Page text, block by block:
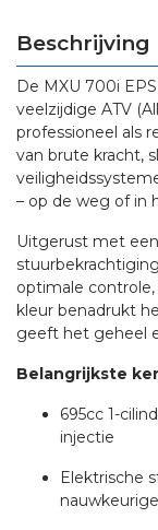
Beschrijving
De MXU 700i
veelzijdige ATV
professioneel als
van brute kracht,
– op de weg of in
Uitgerust met
optimale
kleur benadrukt
geeft het geheel
Belangrijkste
695cc 1-
injectie
Elektrische